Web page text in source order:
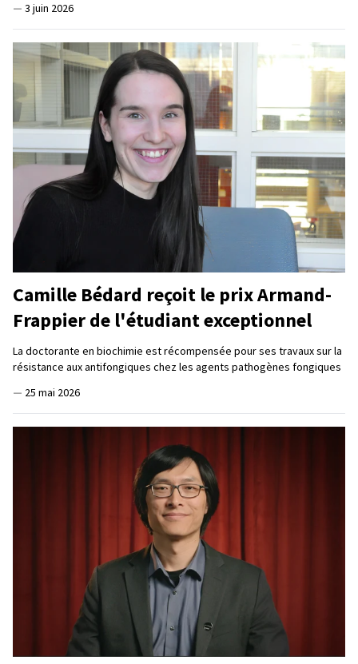
— 3 juin 2026
Camille Bédard reçoit le prix Armand-
Frappier de l'étudiant exceptionnel
La doctorante en biochimie est récompensée pour ses travaux sur la
résistance aux antifongiques chez les agents pathogènes fongiques
— 25 mai 2026